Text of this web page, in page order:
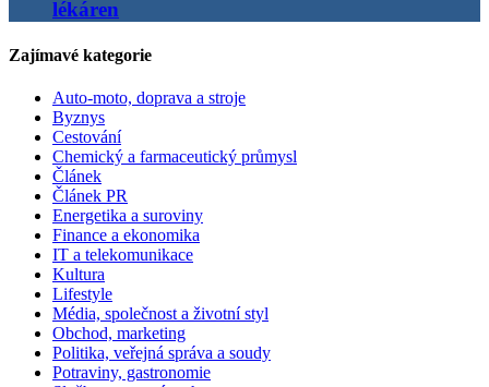
lékáren
Zajímavé kategorie
Auto-moto, doprava a stroje
Byznys
Cestování
Chemický a farmaceutický průmysl
Článek
Článek PR
Energetika a suroviny
Finance a ekonomika
IT a telekomunikace
Kultura
Lifestyle
Média, společnost a životní styl
Obchod, marketing
Politika, veřejná správa a soudy
Potraviny, gastronomie